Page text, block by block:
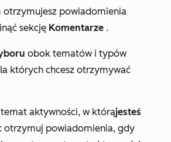
otrzymujesz powiadomienia
sekcję Komentarze .
obok tematów i typów
których chcesz otrzymywać
temat aktywności, w którąjesteś
: otrzymuj powiadomienia, gdy